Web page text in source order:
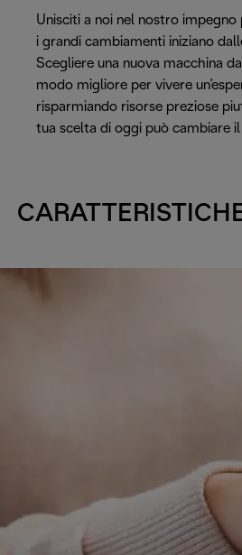
Unisciti a noi nel nostro
i grandi cambiamenti iniziano
Scegliere una nuova macchina
modo migliore per vivere
risparmiando risorse preziose
tua scelta di oggi può cambiare